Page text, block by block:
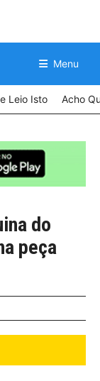
Menu
Leio Isto Acho
do
peça